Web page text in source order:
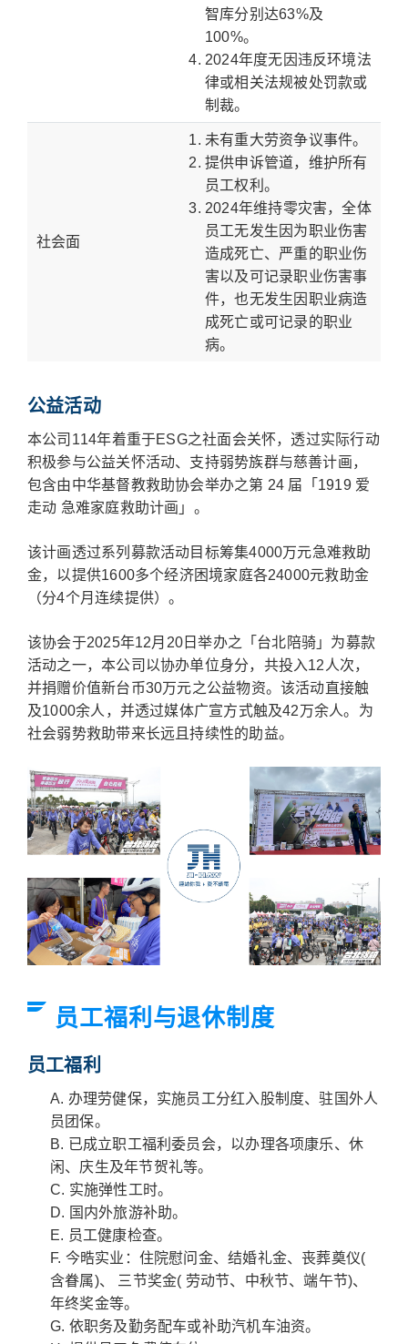
智库分别达63%及
100%。
2024年度无因违反环境法
律或相关法规被处罚款或
制裁。
社会面
未有重大劳资争议事件。
提供申诉管道，维护所有
员工权利。
2024年维持零灾害，全体
员工无发生因为职业伤害
造成死亡、严重的职业伤
害以及可记录职业伤害事
件，也无发生因职业病造
成死亡或可记录的职业
病。
公益活动
本公司114年着重于ESG之社面会关怀，透过实际行动
积极参与公益关怀活动、支持弱势族群与慈善计画，
包含由中华基督教救助协会举办之第 24 届「1919 爱
走动 急难家庭救助计画」。
该计画透过系列募款活动目标筹集4000万元急难救助
金，以提供1600多个经济困境家庭各24000元救助金
（分4个月连续提供）。
该协会于2025年12月20日举办之「台北陪骑」为募款
活动之一，本公司以协办单位身分，共投入12人次，
并捐赠价值新台币30万元之公益物资。该活动直接触
及1000余人，并透过媒体广宣方式触及42万余人。为
社会弱势救助带来长远且持续性的助益。
员工福利与退休制度
员工福利
办理劳健保，实施员工分红入股制度、驻国外人
员团保。
已成立职工福利委员会，以办理各项康乐、休
闲、庆生及年节贺礼等。
实施弹性工时。
国内外旅游补助。
员工健康检查。
今晧实业：住院慰问金、结婚礼金、丧葬奠仪(
含眷属)、 三节奖金( 劳动节、中秋节、端午节)、
年终奖金等。
依职务及勤务配车或补助汽机车油资。